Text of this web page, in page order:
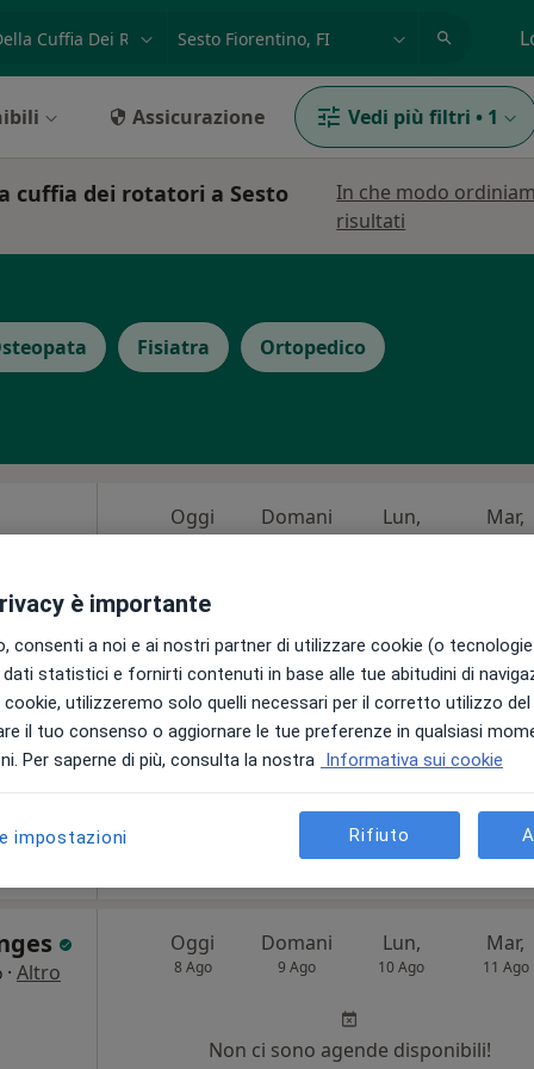
Assicurazione Vedi più filtri • 1
cuffia dei rotatori a Sesto
In che modo
risultati
Fisiatra Ortopedico
Mappa
75 €
Oggi
8 Ago
Domani
9 Ago
Lun,
10 Ago
Mar,
11 Ago
Chiedi di attivare le prenotazioni
· Altro
Oggi
8 Ago
Domani
9 Ago
Lun,
10 Ago
Mar,
11 Ago
Non ci sono agende disponibili!
è importante
consenti a noi e ai nostri partner di utilizzare cookie (o
statistici e fornirti contenuti in base alle tue abitudini di
utilizzeremo solo quelli necessari per il corretto utilizzo
il tuo consenso o aggiornare le tue preferenze in qualsiasi
Per saperne di più, consulta la nostra Informativa sui cookie
impostazioni Rifiuto